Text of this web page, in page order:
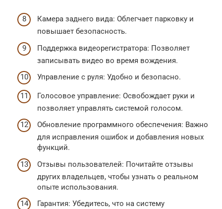
Камера заднего вида: Облегчает парковку и
повышает безопасность.
Поддержка видеорегистратора: Позволяет
записывать видео во время вождения.
Управление с руля: Удобно и безопасно.
Голосовое управление: Освобождает руки и
позволяет управлять системой голосом.
Обновление программного обеспечения: Важно
для исправления ошибок и добавления новых
функций.
Отзывы пользователей: Почитайте отзывы
других владельцев, чтобы узнать о реальном
опыте использования.
Гарантия: Убедитесь, что на систему